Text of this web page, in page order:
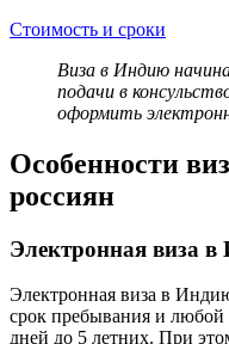
Стоимость и сроки
Виза в Индию
подачи в
оформить
Особенности
россиян
Электронная виза
Электронная виза в
срок пребывания и любой
дней до 5 летних. При